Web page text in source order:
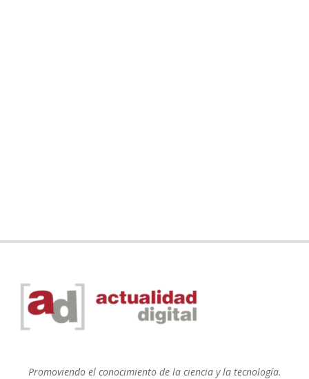
Promoviendo el conocimiento de la ciencia y la tecnología.